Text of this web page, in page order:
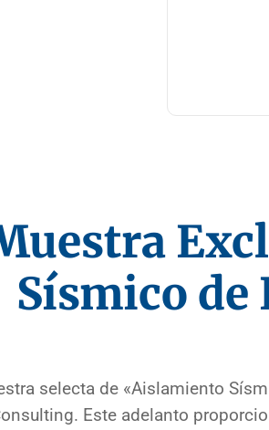
Sísmico
selecta de «Aislamiento
Este adelanto